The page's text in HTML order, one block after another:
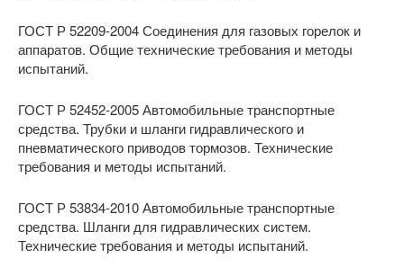
ГОСТ Р 52209-2004 Соединения для газовых горелок и
аппаратов. Общие технические требования и методы
испытаний.
ГОСТ Р 52452-2005 Автомобильные транспортные
средства. Трубки и шланги гидравлического и
пневматического приводов тормозов. Технические
требования и методы испытаний.
ГОСТ Р 53834-2010 Автомобильные транспортные
средства. Шланги для гидравлических систем.
Технические требования и методы испытаний.